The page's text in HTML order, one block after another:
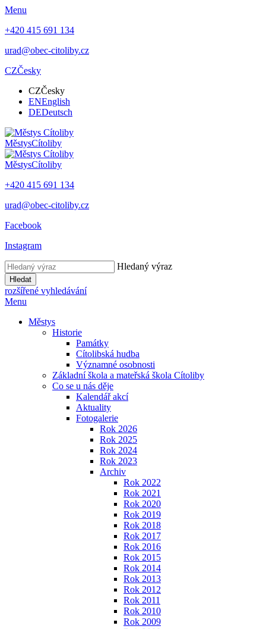
Menu
+420 415 691 134
urad@obec-citoliby.cz
CZČesky
CZČesky
ENEnglish
DEDeutsch
MěstysCítoliby
MěstysCítoliby
+420 415 691 134
urad@obec-citoliby.cz
Facebook
Instagram
Hledaný výraz
Hledat
rozšířené vyhledávání
Menu
Městys
Historie
Památky
Cítolibská hudba
Významné osobnosti
Základní škola a mateřská škola Cítoliby
Co se u nás děje
Kalendář akcí
Aktuality
Fotogalerie
Rok 2026
Rok 2025
Rok 2024
Rok 2023
Archiv
Rok 2022
Rok 2021
Rok 2020
Rok 2019
Rok 2018
Rok 2017
Rok 2016
Rok 2015
Rok 2014
Rok 2013
Rok 2012
Rok 2011
Rok 2010
Rok 2009